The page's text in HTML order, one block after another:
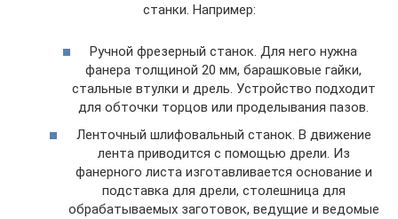
станки. Например:
Ручной фрезерный станок. Для него нужна
фанера толщиной 20 мм, барашковые гайки,
стальные втулки и дрель. Устройство подходит
для обточки торцов или проделывания пазов.
Ленточный шлифовальный станок. В движение
лента приводится с помощью дрели. Из
фанерного листа изготавливается основание и
подставка для дрели, столешница для
обрабатываемых заготовок, ведущие и ведомые